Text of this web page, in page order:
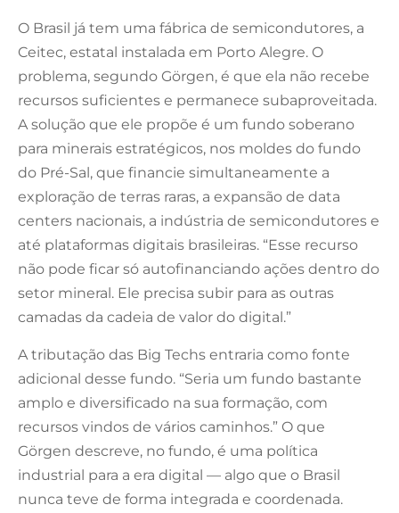
O Brasil já tem uma fábrica de semicondutores, a
Ceitec, estatal instalada em Porto Alegre. O
problema, segundo Görgen, é que ela não recebe
recursos suficientes e permanece subaproveitada.
A solução que ele propõe é um fundo soberano
para minerais estratégicos, nos moldes do fundo
do Pré-Sal, que financie simultaneamente a
exploração de terras raras, a expansão de data
centers nacionais, a indústria de semicondutores e
até plataformas digitais brasileiras. “Esse recurso
não pode ficar só autofinanciando ações dentro do
setor mineral. Ele precisa subir para as outras
camadas da cadeia de valor do digital.”
A tributação das Big Techs entraria como fonte
adicional desse fundo. “Seria um fundo bastante
amplo e diversificado na sua formação, com
recursos vindos de vários caminhos.” O que
Görgen descreve, no fundo, é uma política
industrial para a era digital — algo que o Brasil
nunca teve de forma integrada e coordenada.